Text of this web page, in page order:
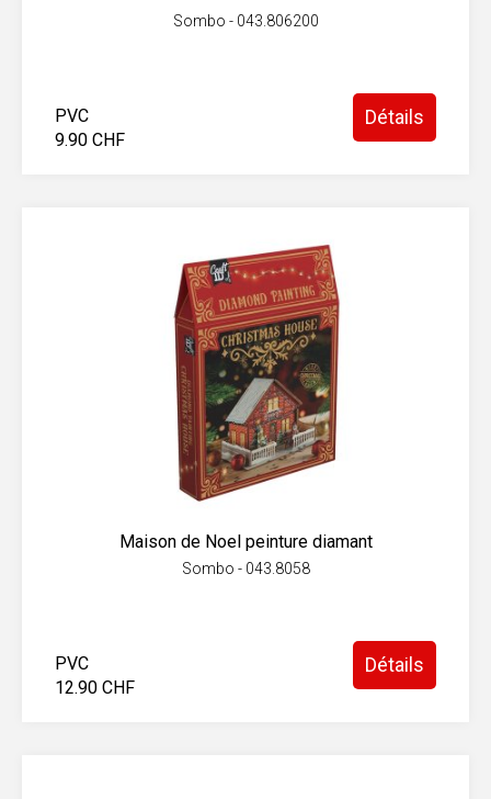
Sombo - 043.806200
PVC
9.90 CHF
Détails
Maison de Noel peinture diamant
Sombo - 043.8058
PVC
12.90 CHF
Détails